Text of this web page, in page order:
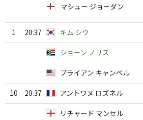
マシュー ジョーダン
1 20:37 キム シウ
ショーン ノリス
ブライアン キャンベル
10 20:37 アントワヌ ロズネル
リチャード マンセル